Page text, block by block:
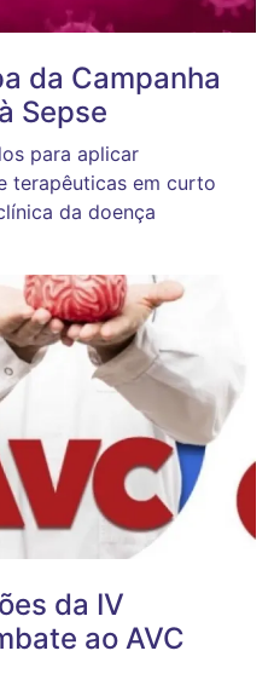
da Campanha
Sepse
para aplicar
terapêuticas em curto
da doença
da IV
ao AVC